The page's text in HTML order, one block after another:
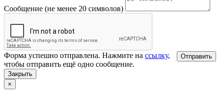
Сообщение (не менее 20 символов)
Отправить
Форма успешно отправлена. Нажмите на ссылку,
чтобы отправить ещё одно сообщение.
Закрыть
×